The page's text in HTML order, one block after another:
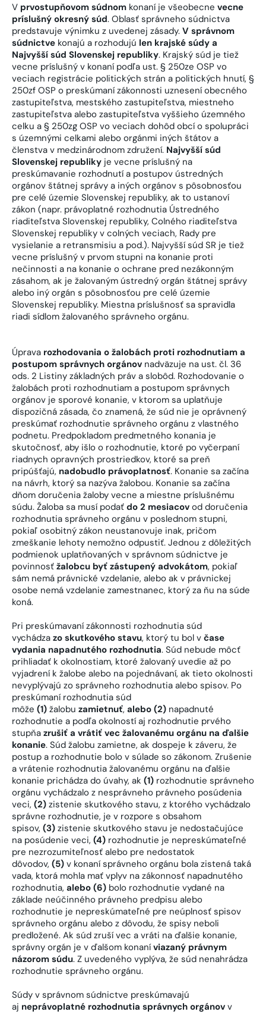
V prvostupňovom súdnom konaní je všeobecne vecne
príslušný okresný súd. Oblasť správneho súdnictva
predstavuje výnimku z uvedenej zásady. V správnom
súdnictve konajú a rozhodujú len krajské súdy a
Najvyšší súd Slovenskej republiky. Krajský súd je tiež
vecne príslušný v konaní podľa ust. § 250ze OSP vo
veciach registrácie politických strán a politických hnutí, §
250zf OSP o preskúmaní zákonnosti uznesení obecného
zastupiteľstva, mestského zastupiteľstva, miestneho
zastupiteľstva alebo zastupiteľstva vyššieho územného
celku a § 250zg OSP vo veciach dohôd obcí o spolupráci
s územnými celkami alebo orgánmi iných štátov a
členstva v medzinárodnom združení. Najvyšší súd
Slovenskej republiky je vecne príslušný na
preskúmavanie rozhodnutí a postupov ústredných
orgánov štátnej správy a iných orgánov s pôsobnosťou
pre celé územie Slovenskej republiky, ak to ustanoví
zákon (napr. právoplatné rozhodnutia Ústredného
riaditeľstva Slovenskej republiky, Colného riaditeľstva
Slovenskej republiky v colných veciach, Rady pre
vysielanie a retransmisiu a pod.). Najvyšší súd SR je tiež
vecne príslušný v prvom stupni na konanie proti
nečinnosti a na konanie o ochrane pred nezákonným
zásahom, ak je žalovaným ústredný orgán štátnej správy
alebo iný orgán s pôsobnosťou pre celé územie
Slovenskej republiky. Miestna príslušnosť sa spravidla
riadi sídlom žalovaného správneho orgánu.
Úprava rozhodovania o žalobách proti rozhodnutiam a
postupom správnych orgánov nadväzuje na ust. čl. 36
ods. 2 Listiny základných práv a slobôd. Rozhodovanie o
žalobách proti rozhodnutiam a postupom správnych
orgánov je sporové konanie, v ktorom sa uplatňuje
dispozičná zásada, čo znamená, že súd nie je oprávnený
preskúmať rozhodnutie správneho orgánu z vlastného
podnetu. Predpokladom predmetného konania je
skutočnosť, aby išlo o rozhodnutie, ktoré po vyčerpaní
riadnych opravných prostriedkov, ktoré sa preň
pripúšťajú, nadobudlo právoplatnosť. Konanie sa začína
na návrh, ktorý sa nazýva žalobou. Konanie sa začína
dňom doručenia žaloby vecne a miestne príslušnému
súdu. Žaloba sa musí podať do 2 mesiacov od doručenia
rozhodnutia správneho orgánu v poslednom stupni,
pokiaľ osobitný zákon neustanovuje inak, pričom
zmeškanie lehoty nemožno odpustiť. Jednou z dôležitých
podmienok uplatňovaných v správnom súdnictve je
povinnosť žalobcu byť zástupený advokátom, pokiaľ
sám nemá právnické vzdelanie, alebo ak v právnickej
osobe nemá vzdelanie zamestnanec, ktorý za ňu na súde
koná.
Pri preskúmavaní zákonnosti rozhodnutia súd
vychádza zo skutkového stavu, ktorý tu bol v čase
vydania napadnutého rozhodnutia. Súd nebude môcť
prihliadať k okolnostiam, ktoré žalovaný uvedie až po
vyjadrení k žalobe alebo na pojednávaní, ak tieto okolnosti
nevyplývajú zo správneho rozhodnutia alebo spisov. Po
preskúmaní rozhodnutia súd
môže (1) žalobu zamietnuť, alebo (2) napadnuté
rozhodnutie a podľa okolností aj rozhodnutie prvého
stupňa zrušiť a vrátiť vec žalovanému orgánu na ďalšie
konanie. Súd žalobu zamietne, ak dospeje k záveru, že
postup a rozhodnutie bolo v súlade so zákonom. Zrušenie
a vrátenie rozhodnutia žalovanému orgánu na ďalšie
konanie prichádza do úvahy, ak (1) rozhodnutie správneho
orgánu vychádzalo z nesprávneho právneho posúdenia
veci, (2) zistenie skutkového stavu, z ktorého vychádzalo
správne rozhodnutie, je v rozpore s obsahom
spisov, (3) zistenie skutkového stavu je nedostačujúce
na posúdenie veci, (4) rozhodnutie je nepreskúmateľné
pre nezrozumiteľnosť alebo pre nedostatok
dôvodov, (5) v konaní správneho orgánu bola zistená taká
vada, ktorá mohla mať vplyv na zákonnosť napadnutého
rozhodnutia, alebo (6) bolo rozhodnutie vydané na
základe neúčinného právneho predpisu alebo
rozhodnutie je nepreskúmateľné pre neúplnosť spisov
správneho orgánu alebo z dôvodu, že spisy neboli
predložené. Ak súd zruší vec a vráti na ďalšie konanie,
správny orgán je v ďalšom konaníviazaný právnym
názorom súdu. Z uvedeného vyplýva, že súd nenahrádza
rozhodnutie správneho orgánu.
Súdy v správnom súdnictve preskúmavajú
aj neprávoplatné rozhodnutia správnych orgánov v